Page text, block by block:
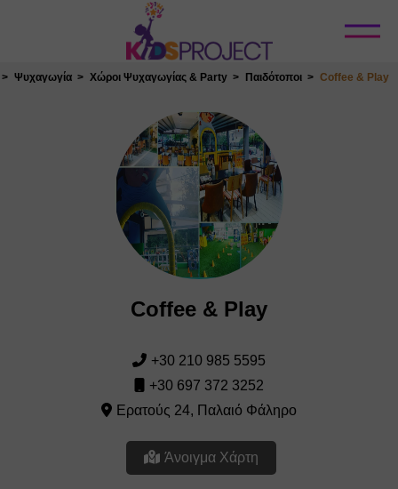
Κλείσιμο
Ψυχαγωγία Χώροι Ψυχαγωγίας & Party Παιδότοποι Coffee & Play
Coffee & Play
+30 210 985 5595
+30 697 372 3252
Ερατούς 24, Παλαιό Φάληρο
Άνοιγμα Χάρτη